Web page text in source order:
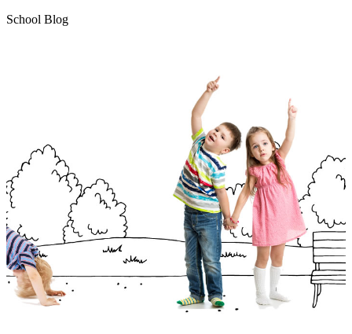
School Blog